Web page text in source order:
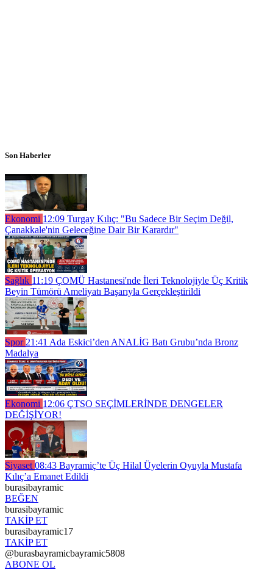
Son Haberler
Ekonomi 12:09 Turgay Kılıç: "Bu Sadece Bir Seçim Değil,
Çanakkale'nin Geleceğine Dair Bir Karardır"
Sağlık 11:19 ÇOMÜ Hastanesi'nde İleri Teknolojiyle Üç Kritik
Beyin Tümörü Ameliyatı Başarıyla Gerçekleştirildi
Spor 21:41 Ada Eskici’den ANALİG Batı Grubu’nda Bronz
Madalya
Ekonomi 12:06 ÇTSO SEÇİMLERİNDE DENGELER
DEĞİŞİYOR!
Siyaset 08:43 Bayramiç’te Üç Hilal Üyelerin Oyuyla Mustafa
Kılıç’a Emanet Edildi
burasibayramic
BEĞEN
burasibayramic
TAKİP ET
burasibayramic17
TAKİP ET
@burasbayramicbayramic5808
ABONE OL